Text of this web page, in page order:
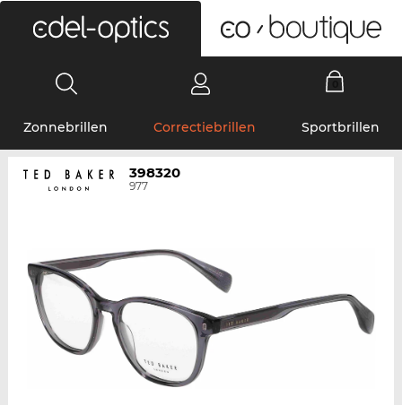
Zonnebrillen Correctiebrillen Sportbrillen
398320
977